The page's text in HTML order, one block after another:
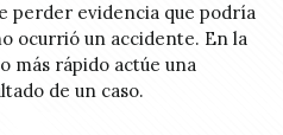
perder evidencia que podría
ocurrió un accidente. En la
más rápido actúe una
de un caso.